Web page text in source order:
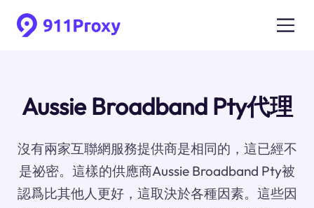
Aussie Broadband Pty代理
沒有兩家互聯網服務提供商是相同的，這已經不
是祕密。這樣的供應商Aussie Broadband Pty被
認爲比其他人更好，這取決於各種因素。這些因